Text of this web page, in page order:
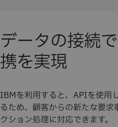
データの接続
携を実現
IBMを利用すると、APIを使用
るため、顧客からの新たな要
クション処理に対応できます。